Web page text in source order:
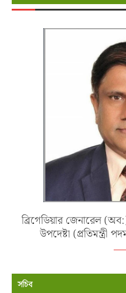
ব্রিগেডিয়ার জেনারেল
উপদেষ্টা (প্রতিমন্ত্রী
সচিব